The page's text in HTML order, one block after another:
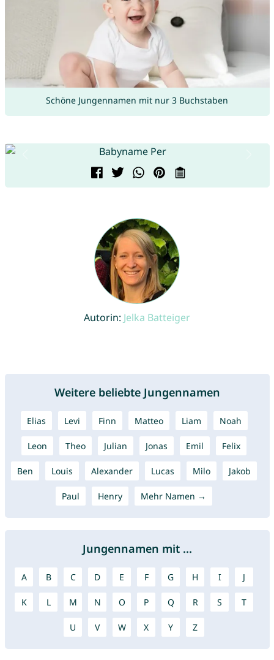
Schöne Jungennamen mit nur 3 Buchstaben
Autorin: Jelka Batteiger
Weitere beliebte Jungennamen
Elias Levi Finn Matteo Liam Noah
Leon Theo Julian Jonas Emil Felix
Ben Louis Alexander Lucas Milo Jakob
Paul Henry Mehr Namen →
Jungennamen mit ...
A B C D E F G H I J
K L M N O P Q R S T
U V W X Y Z